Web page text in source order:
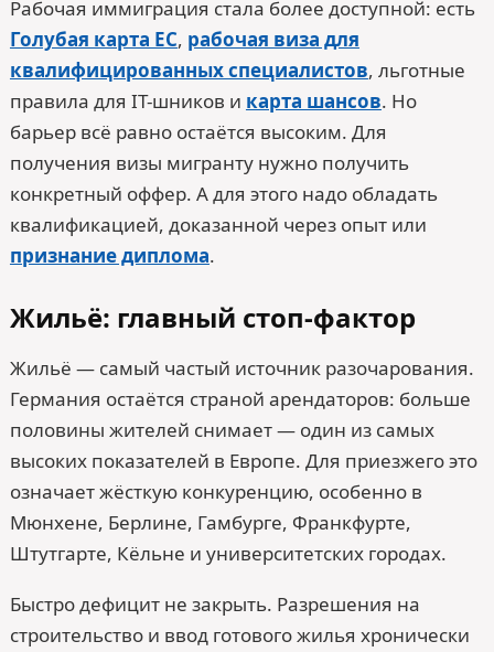
Рабочая иммиграция стала более доступной: есть
Голубая карта ЕС, рабочая виза для
квалифицированных специалистов, льготные
правила для IT-шников и карта шансов. Но
барьер всё равно остаётся высоким. Для
получения визы мигранту нужно получить
конкретный оффер. А для этого надо обладать
квалификацией, доказанной через опыт или
признание диплома.
Жильё: главный стоп-фактор
Жильё — самый частый источник разочарования.
Германия остаётся страной арендаторов: больше
половины жителей снимает — один из самых
высоких показателей в Европе. Для приезжего это
означает жёсткую конкуренцию, особенно в
Мюнхене, Берлине, Гамбурге, Франкфурте,
Штутгарте, Кёльне и университетских городах.
Быстро дефицит не закрыть. Разрешения на
строительство и ввод готового жилья хронически